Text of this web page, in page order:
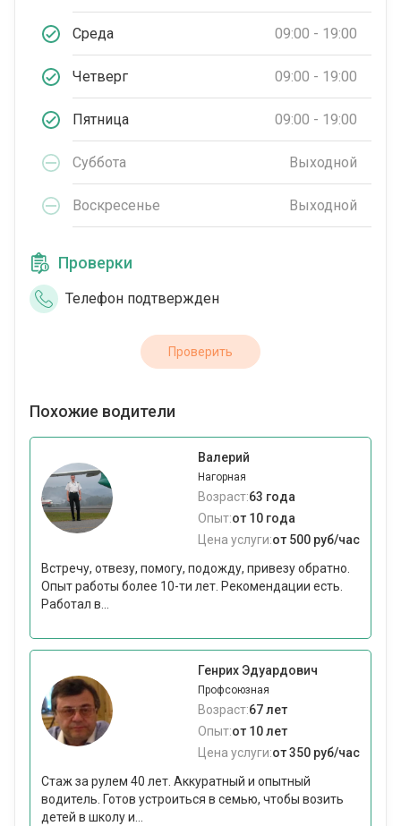
Среда 09:00 - 19:00
Четверг 09:00 - 19:00
Пятница 09:00 - 19:00
Суббота Выходной
Воскресенье Выходной
Проверки
Телефон подтвержден
Проверить
Похожие водители
Валерий
Нагорная
Возраст:63 года
Опыт:от 10 года
Цена услуги:от 500 руб/час
Встречу, отвезу, помогу, подожду, привезу обратно.
Опыт работы более 10-ти лет. Рекомендации есть.
Работал в...
Генрих Эдуардович
Профсоюзная
Возраст:67 лет
Опыт:от 10 лет
Цена услуги:от 350 руб/час
Стаж за рулем 40 лет. Аккуратный и опытный
водитель. Готов устроиться в семью, чтобы возить
детей в школу и...